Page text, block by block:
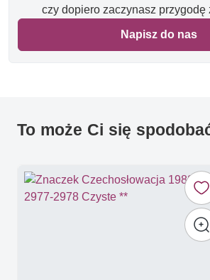
czy dopiero zaczynasz przygodę
Napisz do nas
To może Ci się